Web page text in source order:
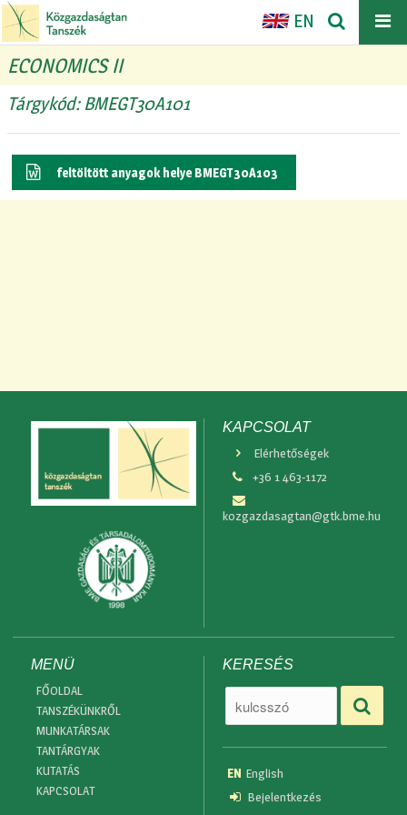
EN
ECONOMICS II
Tárgykód: BMEGT30A101
feltöltött anyagok helye BMEGT30A103
KAPCSOLAT
Elérhetőségek
+36 1 463-1172
kozgazdasagtan@gtk.bme.hu
MENÜ
FŐOLDAL
TANSZÉKÜNKRŐL
MUNKATÁRSAK
TANTÁRGYAK
KUTATÁS
KAPCSOLAT
KERESÉS
EN English
Bejelentkezés